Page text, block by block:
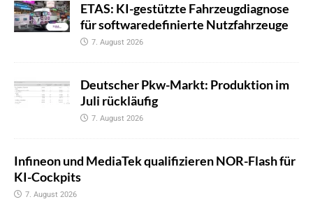
ETAS: KI-gestützte Fahrzeugdiagnose
für softwaredefinierte Nutzfahrzeuge
7. August 2026
Deutscher Pkw-Markt: Produktion im
Juli rückläufig
7. August 2026
Infineon und MediaTek qualifizieren NOR-Flash für
KI-Cockpits
7. August 2026